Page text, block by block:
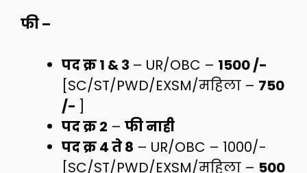
फी –
पद क्र 1 & 3 – UR/OBC – 1500 /-
[SC/ST/PWD/EXSM/महिला – 750
/- ]
पद क्र 2 – फी नाही
पद क्र 4 ते 8 – UR/OBC – 1000/-
[SC/ST/PWD/EXSM/महिला – 500